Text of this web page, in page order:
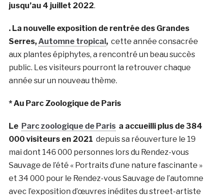
jusqu’au 4 juillet 2022.
. La nouvelle exposition de rentrée des Grandes
Serres,Automne tropical,cette année consacrée
aux plantes épiphytes, a rencontré un beau succès
public. Les visiteurs pourront la retrouver chaque
année sur un nouveau thème.
* Au Parc Zoologique de Paris
Le Parc zoologique de Parisa accueilli plus de 384
000 visiteurs en 2021 depuis sa réouverture le 19
mai dont 146 000 personnes lors du Rendez-vous
Sauvage de l’été « Portraits d’une nature fascinante »
et 34 000 pour le Rendez-vous Sauvage de l’automne
avec l’exposition d’œuvres inédites du street-artiste